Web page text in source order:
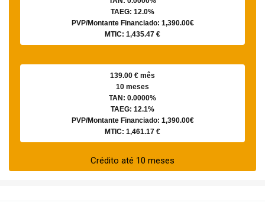
TAEG: 12.0%
PVP/Montante Financiado: 1,390.00€
MTIC: 1,435.47 €
139.00 € mês
10 meses
TAN: 0.0000%
TAEG: 12.1%
PVP/Montante Financiado: 1,390.00€
MTIC: 1,461.17 €
Crédito até 10 meses